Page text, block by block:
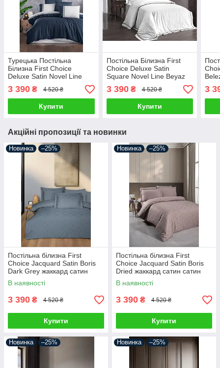
Турецька Постільна
Білизна First Choice
Deluxe Satin Novel Line
Coral
3 390 ₴ 4 520 ₴
Купити
Постільна Білизна First
Choice Deluxe Satin
Square Novel Line Beyaz
3 390₴ 4 520 ₴
Купити
3
Акційні пропозиції та новинки
Новинка –25%
Постільна білизна First
Choice Jacquard Satin Boris
Dark Grey жаккард сатин
сатин Туреччина 200х220см
В наявності
3 390 ₴ 4 520 ₴
Купити
Новинка –25%
Постільна білизна First
Choice Jacquard Satin Boris
Dried жаккард сатин сатин
Туреччина 200х220см
В наявності
3 390 ₴ 4 520 ₴
Купити
Новинка –25% Новинка –25%